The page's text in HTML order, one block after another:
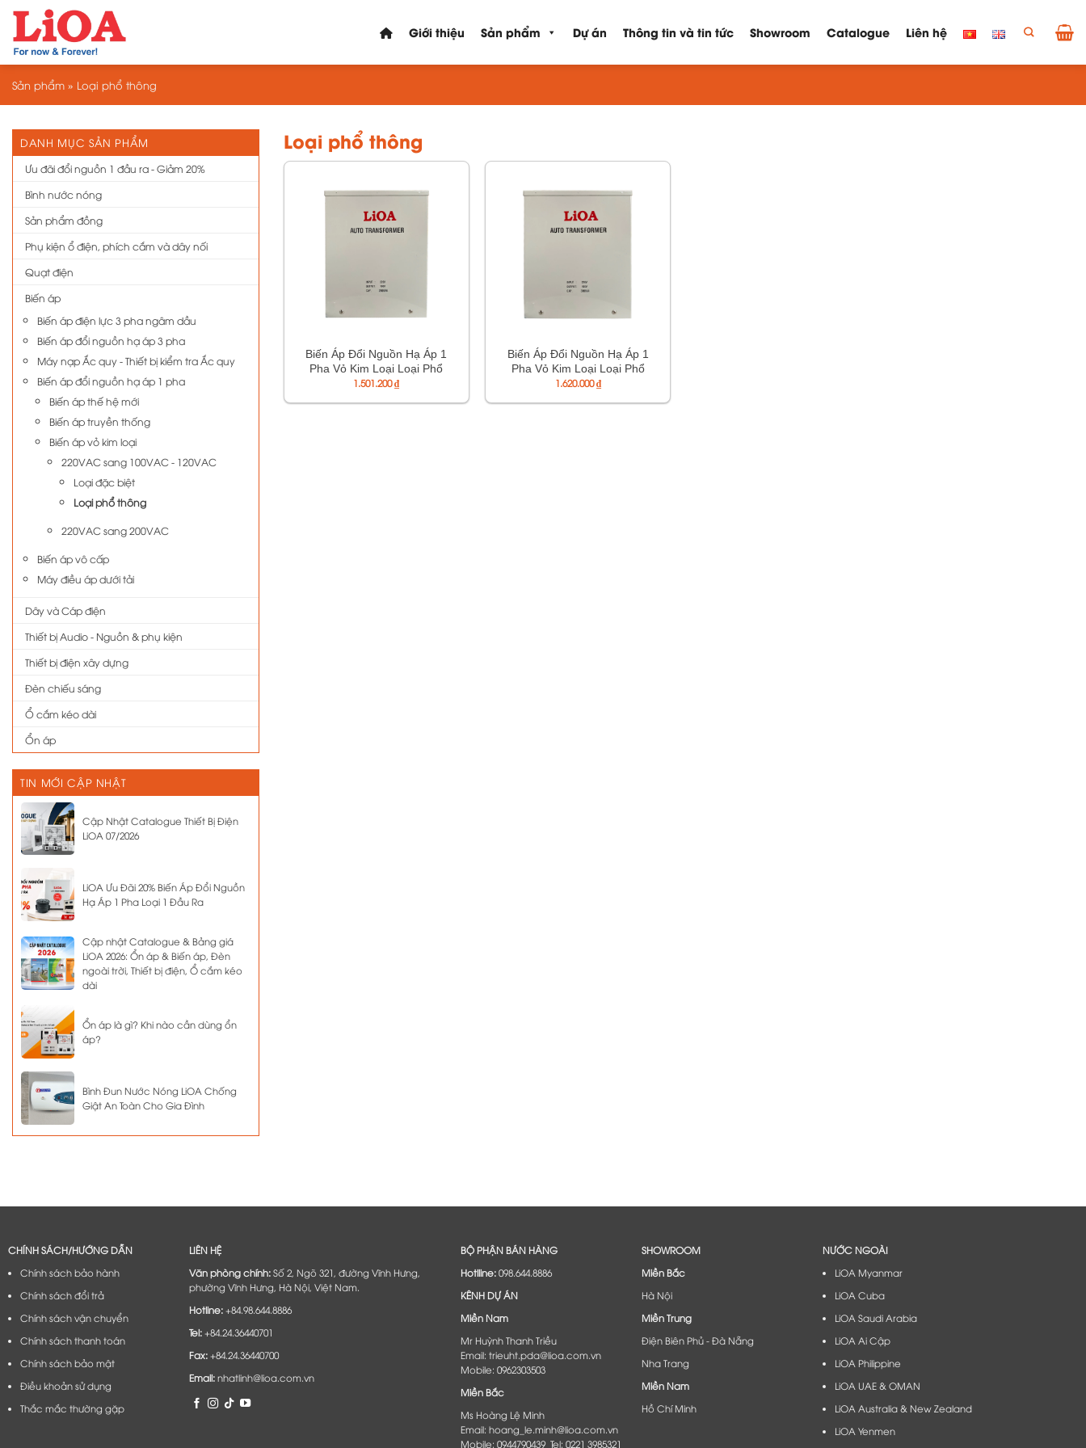
Chuyển
nội
dung
Giới thiệu Sản phẩm Dự án Thông tin và tin tức Showroom Catalogue Liên hệ
Sản phẩm » Loại phổ thông
DANH MỤC SẢN PHẨM
Ưu đãi đổi nguồn 1 đầu ra - Giảm 20%
Bình nước nóng
Sản phẩm đồng
Phụ kiện ổ điện, phích cắm và dây nối
Quạt điện
Biến áp
Biến áp điện lực 3 pha ngâm dầu
Biến áp đổi nguồn hạ áp 3 pha
Máy nạp Ắc quy - Thiết bị kiểm tra Ắc quy
Biến áp đổi nguồn hạ áp 1 pha
Biến áp thế hệ mới
Biến áp truyền thống
Biến áp vỏ kim loại
220VAC sang 100VAC - 120VAC
Loại đặc biệt
Loại phổ thông
220VAC sang 200VAC
Biến áp vô cấp
Máy điều áp dưới tải
Dây và Cáp điện
Thiết bị Audio - Nguồn & phụ kiện
Thiết bị điện xây dựng
Đèn chiếu sáng
Ổ cắm kéo dài
Ổn áp
TIN MỚI CẬP NHẬT
Cập Nhật Catalogue Thiết Bị Điện
LiOA 07/2026
LiOA Ưu Đãi 20% Biến Áp Đổi Nguồn
Hạ Áp 1 Pha Loại 1 Đầu Ra
Cập nhật Catalogue & Bảng giá
LiOA 2026: Ổn áp & Biến áp, Đèn
ngoài trời, Thiết bị điện, Ổ cắm kéo
dài
Ổn áp là gì? Khi nào cần dùng ổn
áp?
Bình Đun Nước Nóng LiOA Chống
Giật An Toàn Cho Gia Đình
Loại phổ thông
Biến Áp Đổi Nguồn Hạ Áp 1
Pha Vỏ Kim Loại Loại Phổ
Thông – Mã DN020K1
1.501.200₫
Biến Áp Đổi Nguồn Hạ Áp 1
Pha Vỏ Kim Loại Loại Phổ
Thông – Mã DN030K1
1.620.000₫
CHÍNH SÁCH/HƯỚNG DẪN
Chính sách bảo hành
Chính sách đổi trả
Chính sách vận chuyển
Chính sách thanh toán
Chính sách bảo mật
Điều khoản sử dụng
Thắc mắc thường gặp
LIÊN HỆ
Văn phòng chính:Số 2, Ngõ 321, đường Vĩnh Hưng,
phường Vĩnh Hưng, Hà Nội, Việt Nam.
Hotline:+84.98.644.8886
Tel:+84.24.36440701
Fax:+84.24.36440700
Email:nhatlinh@lioa.com.vn
BỘ PHẬN BÁN HÀNG
Hotlline:098.644.8886
KÊNH DỰ ÁN
Miền Nam
Mr Huỳnh Thanh Triều
Email: trieuht.pda@lioa.com.vn
Mobile: 0962303503
Miền Bắc
Ms Hoàng Lệ Minh
Email: hoang_le.minh@lioa.com.vn
Mobile: 0944790439 Tel: 0221 3985321
SHOWROOM
Miền Bắc
Hà Nội
Miền Trung
Điện Biên Phủ - Đà Nẵng​
Nha Trang
Miền Nam
Hồ Chí Minh
NƯỚC NGOÀI
LiOA Myanmar
LiOA Cuba
LiOA Saudi Arabia
LiOA Ai Cập
LiOA Philippine
LiOA UAE & OMAN
LiOA Australia & New Zealand
LiOA Yenmen